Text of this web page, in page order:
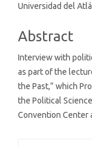
Universidad del
Abstract
Interview with
as part of the
the Past,” which
the Political
Convention Center